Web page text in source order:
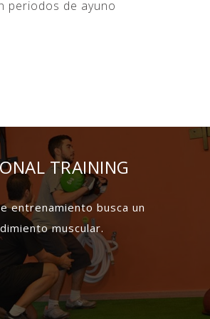
periodos de ayuno
TRAINING
entrenamiento busca un
muscular.